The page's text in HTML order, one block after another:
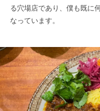
る穴場店であり、僕も既に
なっています。